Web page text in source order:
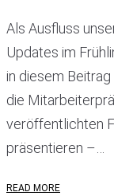
Als Ausfluss
Updates im
in diesem
die
veröffentlichten
präsentieren –…
READ MORE